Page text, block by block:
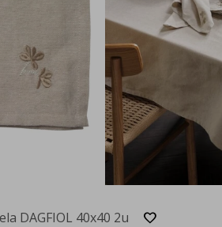
DAGFIOL 40x40 2u